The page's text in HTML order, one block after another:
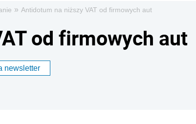
» Antidotum na niższy VAT od firmowych aut
od firmowych aut
newsletter